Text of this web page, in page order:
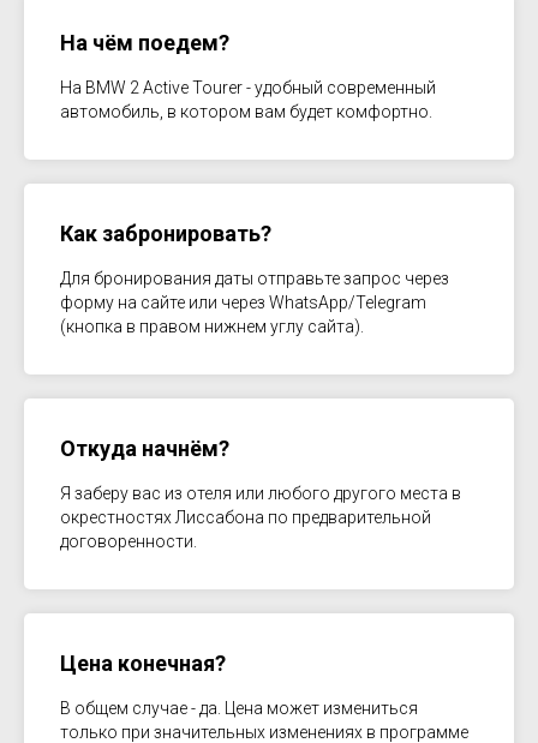
На чём поедем?
На BMW 2 Active Tourer - удобный современный
автомобиль, в котором вам будет комфортно.
Как забронировать?
Для бронирования даты отправьте запрос через
форму на сайте или через WhatsApp/Telegram
(кнопка в правом нижнем углу сайта).
Откуда начнём?
Я заберу вас из отеля или любого другого места в
окрестностях Лиссабона по предварительной
договоренности.
Цена конечная?
В общем случае - да. Цена может измениться
только при значительных изменениях в программе